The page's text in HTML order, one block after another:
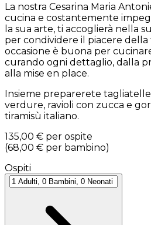
La nostra Cesarina Maria
cucina e costantemente
la sua arte, ti accoglierà nella
per condividere il piacere della
occasione è buona per
curando ogni dettaglio, dalla
alla mise en place.
Insieme preparerete
verdure, ravioli con zucca e
tiramisù italiano.
135,00 € per ospite
(68,00 € per bambino)
Ospiti